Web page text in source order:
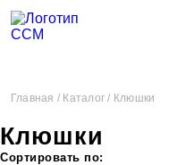
Главная / Каталог / Клюшки
Клюшки
Сортировать по: